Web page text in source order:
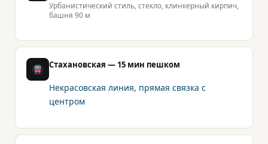
Урбанистический стиль, стекло, клинкерный кирпич,
башня 90 м
Стахановская — 15 мин пешком
Некрасовская линия, прямая связка с
центром